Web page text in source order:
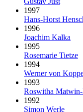
1997
Hans-Horst
1996
Joachim Kalka
1995
Rosemarie Tietze
1994
Werner von
1993
Roswitha
1992
Simon Werle